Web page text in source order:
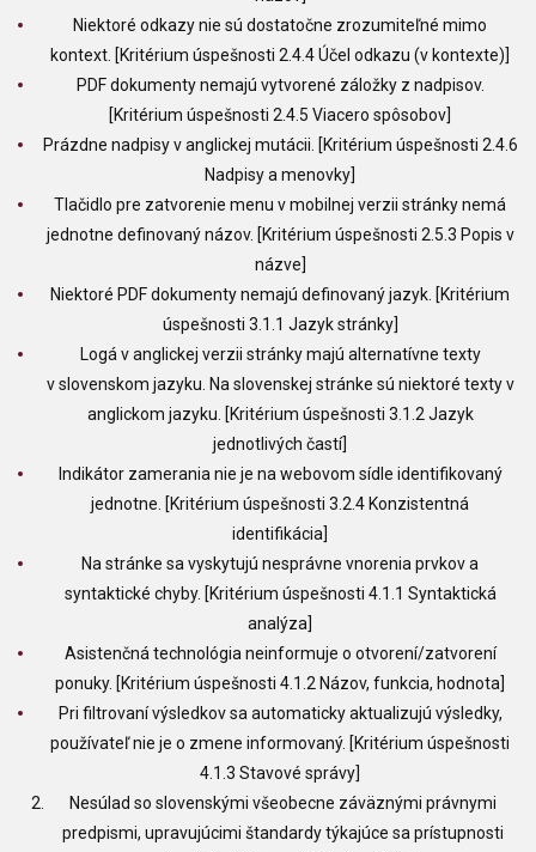
Niektoré odkazy nie sú dostatočne zrozumiteľné mimo
kontext. [Kritérium úspešnosti 2.4.4 Účel odkazu (v kontexte)]
PDF dokumenty nemajú vytvorené záložky z nadpisov.
[Kritérium úspešnosti 2.4.5 Viacero spôsobov]
Prázdne nadpisy v anglickej mutácii. [Kritérium úspešnosti 2.4.6
Nadpisy a menovky]
Tlačidlo pre zatvorenie menu v mobilnej verzii stránky nemá
jednotne definovaný názov. [Kritérium úspešnosti 2.5.3 Popis v
názve]
Niektoré PDF dokumenty nemajú definovaný jazyk. [Kritérium
úspešnosti 3.1.1 Jazyk stránky]
Logá v anglickej verzii stránky majú alternatívne texty
v slovenskom jazyku. Na slovenskej stránke sú niektoré texty v
anglickom jazyku. [Kritérium úspešnosti 3.1.2 Jazyk
jednotlivých častí]
Indikátor zamerania nie je na webovom sídle identifikovaný
jednotne. [Kritérium úspešnosti 3.2.4 Konzistentná
identifikácia]
Na stránke sa vyskytujú nesprávne vnorenia prvkov a
syntaktické chyby. [Kritérium úspešnosti 4.1.1 Syntaktická
analýza]
Asistenčná technológia neinformuje o otvorení/zatvorení
ponuky. [Kritérium úspešnosti 4.1.2 Názov, funkcia, hodnota]
Pri filtrovaní výsledkov sa automaticky aktualizujú výsledky,
používateľ nie je o zmene informovaný. [Kritérium úspešnosti
4.1.3 Stavové správy]
Nesúlad so slovenskými všeobecne záväznými právnymi
predpismi, upravujúcimi štandardy týkajúce sa prístupnosti